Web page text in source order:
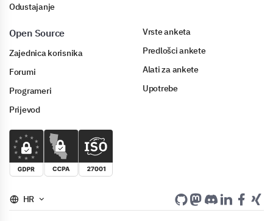
Odustajanje
Open Source
Zajednica korisnika
Forumi
Programeri
Prijevod
Vrste anketa
Predlošci ankete
Alati za ankete
Upotrebe
HR